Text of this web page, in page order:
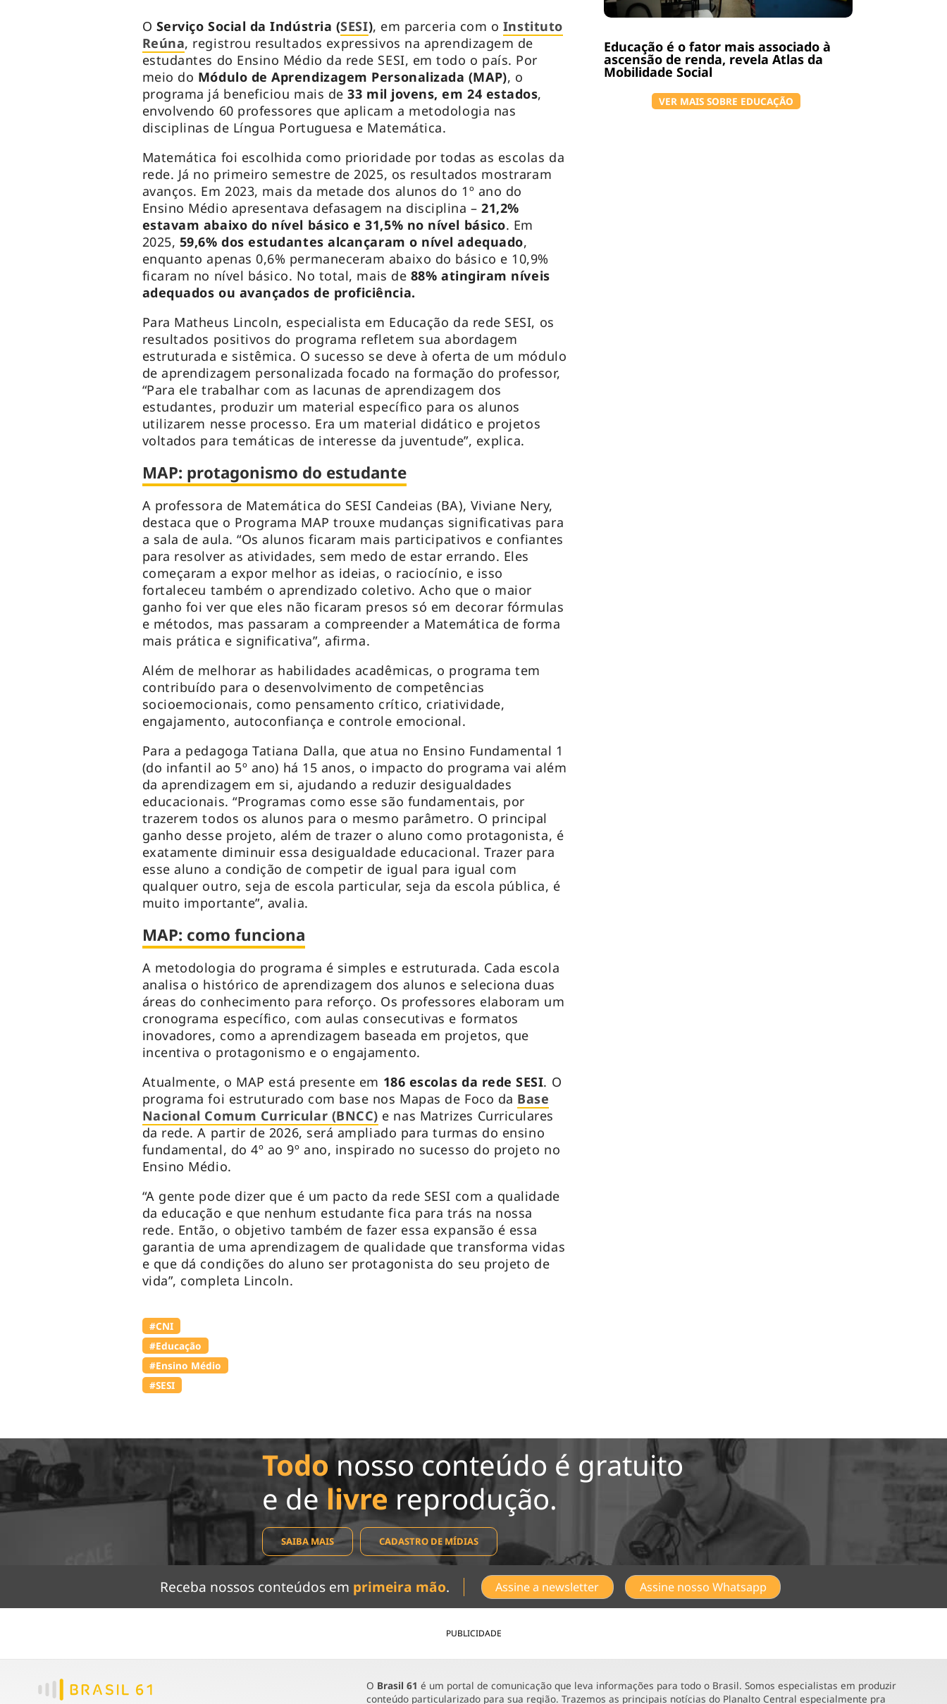
Educação é o fator mais associado à
ascensão de renda, revela Atlas da
Mobilidade Social
VER MAIS SOBRE EDUCAÇÃO
O Serviço Social da Indústria (SESI), em parceria com o Instituto
Reúna, registrou resultados expressivos na aprendizagem de
estudantes do Ensino Médio da rede SESI, em todo o país. Por
meio do Módulo de Aprendizagem Personalizada (MAP), o
programa já beneficiou mais de33 mil jovens, em 24 estados,
envolvendo 60 professores que aplicam a metodologia nas
disciplinas de Língua Portuguesa e Matemática.
Matemática foi escolhida como prioridade por todas as escolas da
rede. Já no primeiro semestre de 2025, os resultados mostraram
avanços. Em 2023, mais da metade dos alunos do 1º ano do
Ensino Médio apresentava defasagem na disciplina –21,2%
estavam abaixo do nível básico e 31,5% no nível básico. Em
2025, 59,6% dos estudantes alcançaram o nível adequado,
enquanto apenas 0,6% permaneceram abaixo do básico e 10,9%
ficaram no nível básico. No total, mais de 88% atingiram níveis
adequados ou avançados de proficiência.
Para Matheus Lincoln, especialista em Educação da rede SESI, os
resultados positivos do programa refletem sua abordagem
estruturada e sistêmica. O sucesso se deve à oferta de um módulo
de aprendizagem personalizada focado na formação do professor,
“Para ele trabalhar com as lacunas de aprendizagem dos
estudantes, produzir um material específico para os alunos
utilizarem nesse processo. Era um material didático e projetos
voltados para temáticas de interesse da juventude”, explica.
MAP: protagonismo do estudante
A professora de Matemática do SESI Candeias (BA), Viviane Nery,
destaca que o Programa MAP trouxe mudanças significativas para
a sala de aula. “Os alunos ficaram mais participativos e confiantes
para resolver as atividades, sem medo de estar errando. Eles
começaram a expor melhor as ideias, o raciocínio, e isso
fortaleceu também o aprendizado coletivo. Acho que o maior
ganho foi ver que eles não ficaram presos só em decorar fórmulas
e métodos, mas passaram a compreender a Matemática de forma
mais prática e significativa”, afirma.
Além de melhorar as habilidades acadêmicas, o programa tem
contribuído para o desenvolvimento de competências
socioemocionais, como pensamento crítico, criatividade,
engajamento, autoconfiança e controle emocional.
Para a pedagoga Tatiana Dalla, que atua no Ensino Fundamental 1
(do infantil ao 5º ano) há 15 anos, o impacto do programa vai além
da aprendizagem em si, ajudando a reduzir desigualdades
educacionais. “Programas como esse são fundamentais, por
trazerem todos os alunos para o mesmo parâmetro. O principal
ganho desse projeto, além de trazer o aluno como protagonista, é
exatamente diminuir essa desigualdade educacional. Trazer para
esse aluno a condição de competir de igual para igual com
qualquer outro, seja de escola particular, seja da escola pública, é
muito importante”, avalia.
MAP: como funciona
A metodologia do programa é simples e estruturada. Cada escola
analisa o histórico de aprendizagem dos alunos e seleciona duas
áreas do conhecimento para reforço. Os professores elaboram um
cronograma específico, com aulas consecutivas e formatos
inovadores, como a aprendizagem baseada em projetos, que
incentiva o protagonismo e o engajamento.
Atualmente, o MAP está presente em 186 escolas da rede SESI. O
programa foi estruturado com base nos Mapas de Foco da Base
Nacional Comum Curricular (BNCC) e nas Matrizes Curriculares
da rede. A partir de 2026, será ampliado para turmas do ensino
fundamental, do 4º ao 9º ano, inspirado no sucesso do projeto no
Ensino Médio.
“A gente pode dizer que é um pacto da rede SESI com a qualidade
da educação e que nenhum estudante fica para trás na nossa
rede. Então, o objetivo também de fazer essa expansão é essa
garantia de uma aprendizagem de qualidade que transforma vidas
e que dá condições do aluno ser protagonista do seu projeto de
vida”, completa Lincoln.
#CNI
#Educação
#Ensino Médio
#SESI
Todonosso conteúdo é gratuito
e de livre reprodução.
SAIBA MAIS CADASTRO DE MÍDIAS
Receba nossos conteúdos em primeira mão. Assine a newsletter Assine nosso Whatsapp
PUBLICIDADE
O Brasil 61 é um portal de comunicação que leva informações para todo o Brasil. Somos especialistas em produzir
conteúdo particularizado para sua região. Trazemos as principais notícias do Planalto Central especialmente pra